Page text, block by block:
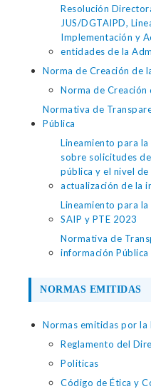
Resolución
JUS/DGTAIPD,
Implementación y
entidades de la
Norma de Creación de
Norma de Creación
Normativa de
Pública
Lineamiento para
sobre solicitudes
pública y el nivel
actualización de la
Lineamiento para
SAIP y PTE 2023
Normativa de
información Pública
NORMAS EMITIDAS
Normas emitidas por la
Reglamento del
Politicas
Código de Ética y